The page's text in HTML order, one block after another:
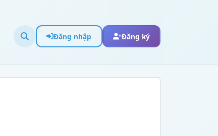
Đăng nhập Đăng ký